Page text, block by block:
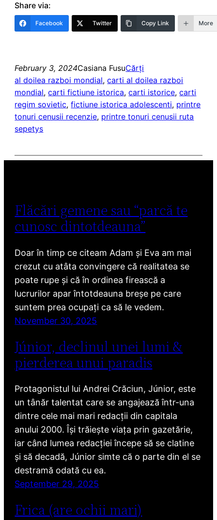
Share via:
Facebook Twitter Copy Link More
February 3, 2024Casiana FusuCărți
al doilea razboi mondial, carti al doilea razboi
mondial, carti fictiune istorica, carti istorice, carti
regim sovietic, fictiune istorica adolescenti, printre
tonuri cenusii recenzie, printre tonuri cenusii ruta
sepetys
Flăcări gemene sau “parcă te
cunosc dintotdeauna”
Doar în timp ce citeam Adam și Eva am mai
crezut cu atâta convingere că realitatea se
poate rupe și că în ordinea firească a
lucrurilor apar întotdeauna breșe pe care
suntem prea ocupați ca să le vedem.
November 30, 2025
Júnior, declinul unei lumi &
pierderea unui paradis
Protagonistul lui Andrei Crăciun, Júnior, este
un tânăr talentat care se angajează într-una
dintre cele mai mari redacții din capitala
anului 2000. Își trăiește viața prin gazetărie,
iar când lumea redacției începe să se clatine
și să decadă, Júnior simte că o parte din el se
destramă odată cu ea.
September 29, 2025
Frica (are ochii mari)